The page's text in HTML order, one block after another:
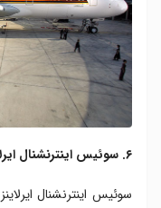
۶. سوئیس اینترنشنال ایرلاینز